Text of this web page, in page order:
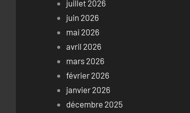
juillet 2026
juin 2026
mai 2026
avril 2026
mars 2026
février 2026
janvier 2026
décembre 2025